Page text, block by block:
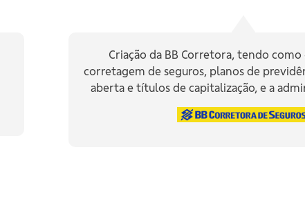
Criação da BB Corretora, tendo
corretagem de seguros, planos de
aberta e títulos de capitalização, e a